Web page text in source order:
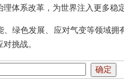
体系改革，为世界注入更多稳
绿色发展、应对气变等领域
挑战。